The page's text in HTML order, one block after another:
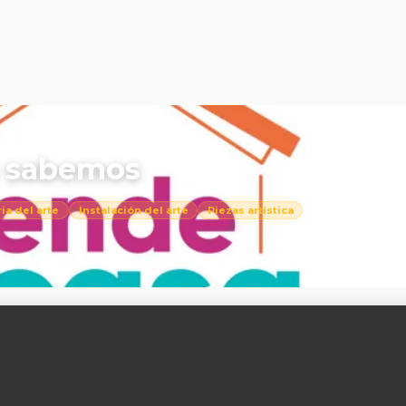
del arte Instalación del arte Piezas artística